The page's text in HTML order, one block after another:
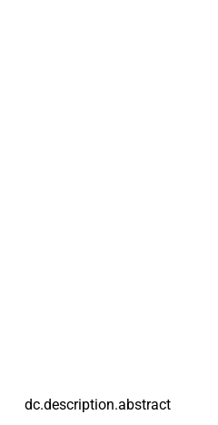
dc.description.abstract